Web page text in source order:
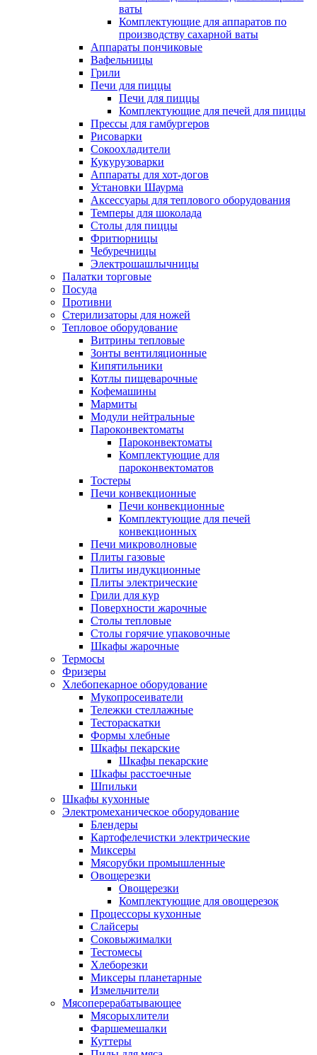
ваты
Комплектующие для аппаратов по
производству сахарной ваты
Аппараты пончиковые
Вафельницы
Грили
Печи для пиццы
Печи для пиццы
Комплектующие для печей для пиццы
Прессы для гамбургеров
Рисоварки
Сокоохладители
Кукурузоварки
Аппараты для хот-догов
Установки Шаурма
Аксессуары для теплового оборудования
Темперы для шоколада
Столы для пиццы
Фритюрницы
Чебуречницы
Электрошашлычницы
Палатки торговые
Посуда
Противни
Стерилизаторы для ножей
Тепловое оборудование
Витрины тепловые
Зонты вентиляционные
Кипятильники
Котлы пищеварочные
Кофемашины
Мармиты
Модули нейтральные
Пароконвектоматы
Пароконвектоматы
Комплектующие для
пароконвектоматов
Тостеры
Печи конвекционные
Печи конвекционные
Комплектующие для печей
конвекционных
Печи микроволновые
Плиты газовые
Плиты индукционные
Плиты электрические
Грили для кур
Поверхности жарочные
Столы тепловые
Столы горячие упаковочные
Шкафы жарочные
Термосы
Фризеры
Хлебопекарное оборудование
Мукопросеиватели
Тележки стеллажные
Тестораскатки
Формы хлебные
Шкафы пекарские
Шкафы пекарские
Шкафы расстоечные
Шпильки
Шкафы кухонные
Электромеханическое оборудование
Блендеры
Картофелечистки электрические
Миксеры
Мясорубки промышленные
Овощерезки
Овощерезки
Комплектующие для овощерезок
Процессоры кухонные
Слайсеры
Соковыжималки
Тестомесы
Хлеборезки
Миксеры планетарные
Измельчители
Мясоперерабатывающее
Мясорыхлители
Фаршемешалки
Куттеры